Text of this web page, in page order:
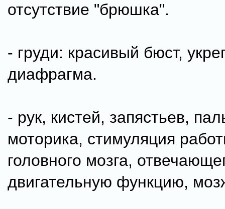
отсутствие "брюшка".
- груди: красивый бюст,
диафрагма.
- рук, кистей, запястьев,
моторика, стимуляция
головного мозга,
двигательную функцию,